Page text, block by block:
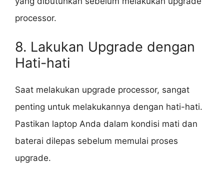
processor.
8. Lakukan Upgrade dengan
Hati-hati
Saat melakukan upgrade processor, sangat
penting untuk melakukannya dengan hati-hati.
Pastikan laptop Anda dalam kondisi mati dan
baterai dilepas sebelum memulai proses
upgrade.